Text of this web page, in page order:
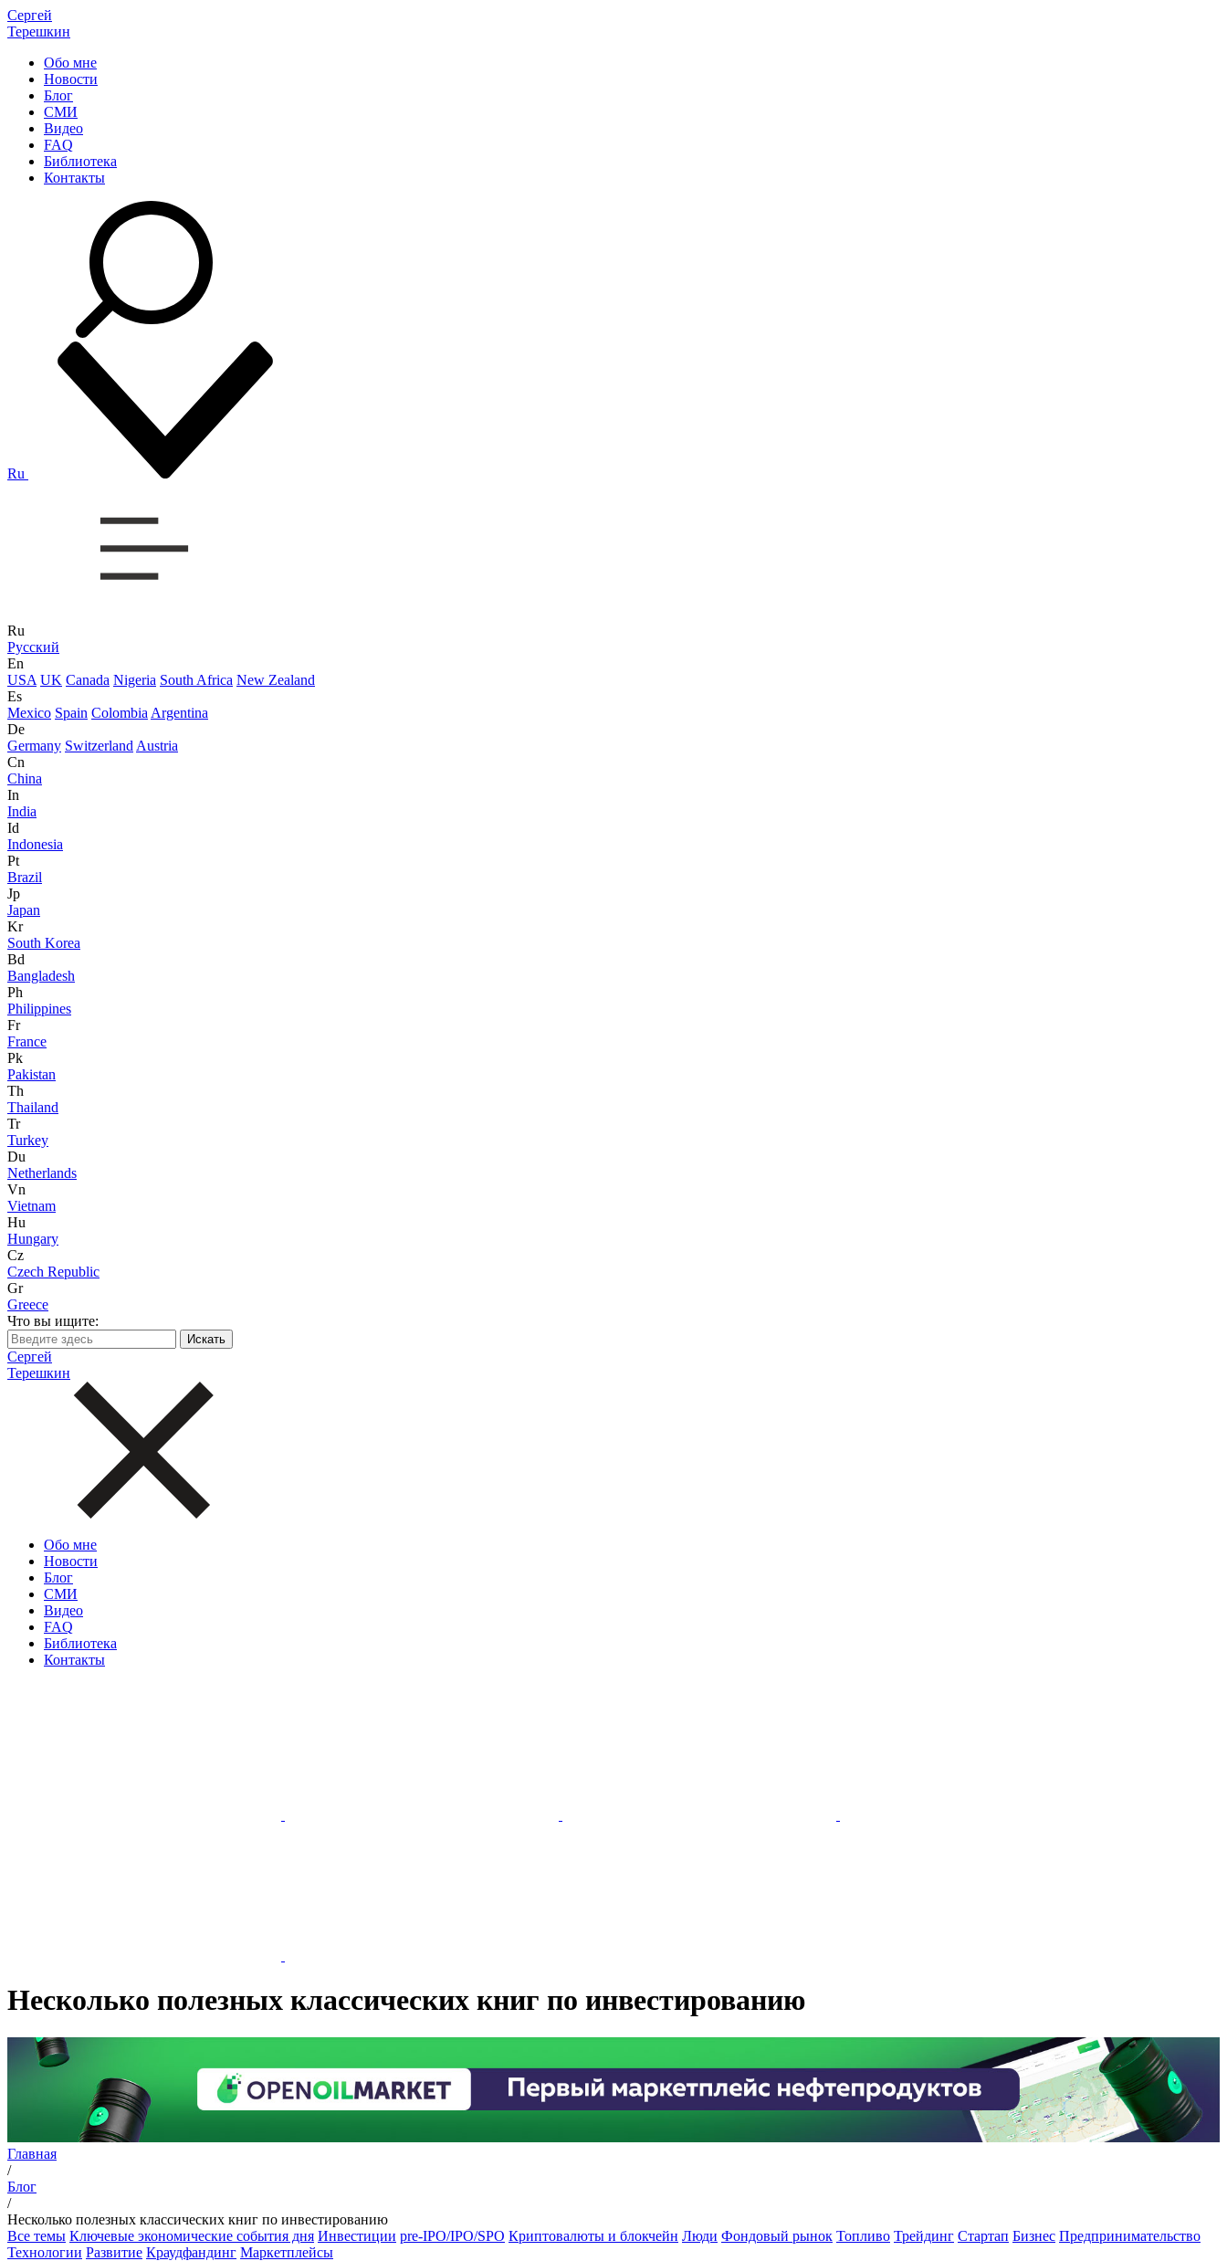
Сергей
Терешкин
Обо мне
Новости
Блог
СМИ
Видео
FAQ
Библиотека
Контакты
Ru
Ru
Русский
En
USA UK Canada Nigeria South Africa New Zealand
Es
Mexico Spain Colombia Argentina
De
Germany Switzerland Austria
Cn
China
In
India
Id
Indonesia
Pt
Brazil
Jp
Japan
Kr
South Korea
Bd
Bangladesh
Ph
Philippines
Fr
France
Pk
Pakistan
Th
Thailand
Tr
Turkey
Du
Netherlands
Vn
Vietnam
Hu
Hungary
Cz
Czech Republic
Gr
Greece
Что вы ищите:
Сергей
Терешкин
Обо мне
Новости
Блог
СМИ
Видео
FAQ
Библиотека
Контакты
Несколько полезных классических книг по инвестированию
Главная
/
Блог
/
Несколько полезных классических книг по инвестированию
Все темы Ключевые экономические события дня Инвестиции pre-IPO/IPO/SPO Криптовалюты и блокчейн Люди Фондовый рынок Топливо Трейдинг Стартап Бизнес Предпринимательство
Технологии Развитие Краудфандинг Маркетплейсы